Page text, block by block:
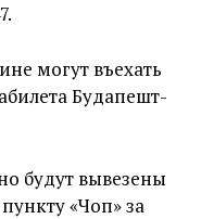
могут въехать
Будапешт-
будут вывезены
«Чоп» за